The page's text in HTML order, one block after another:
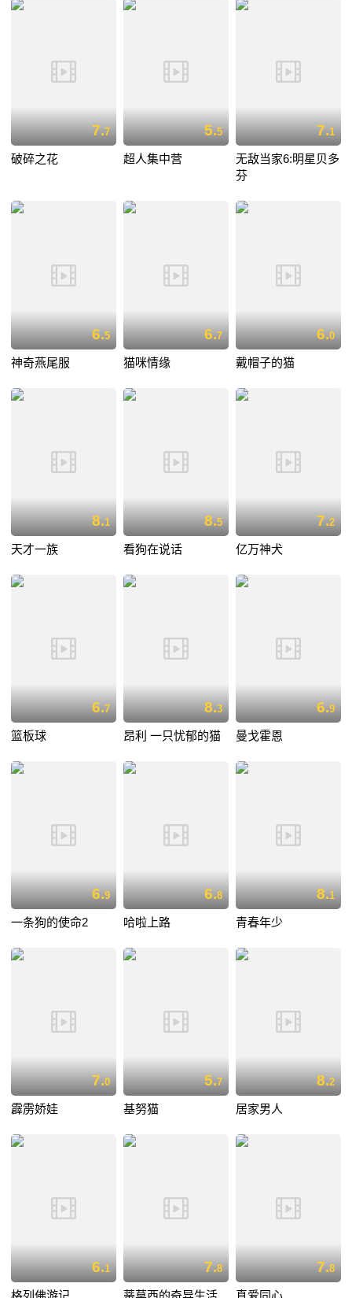
7.7
破碎之花
5.5
超人集中营
7.1
无敌当家6:明星贝多
芬
6.5
神奇燕尾服
6.7
猫咪情缘
6.0
戴帽子的猫
8.1
天才一族
8.5
看狗在说话
7.2
亿万神犬
6.7
篮板球
8.3
昂利 一只忧郁的猫
6.9
曼戈霍恩
6.9
一条狗的使命2
6.8
哈啦上路
8.1
青春年少
7.0
霹雳娇娃
5.7
基努猫
8.2
居家男人
6.1 7.8 7.8